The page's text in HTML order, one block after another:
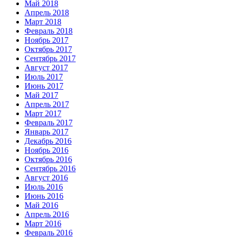
Май 2018
Апрель 2018
Март 2018
Февраль 2018
Ноябрь 2017
Октябрь 2017
Сентябрь 2017
Август 2017
Июль 2017
Июнь 2017
Май 2017
Апрель 2017
Март 2017
Февраль 2017
Январь 2017
Декабрь 2016
Ноябрь 2016
Октябрь 2016
Сентябрь 2016
Август 2016
Июль 2016
Июнь 2016
Май 2016
Апрель 2016
Март 2016
Февраль 2016